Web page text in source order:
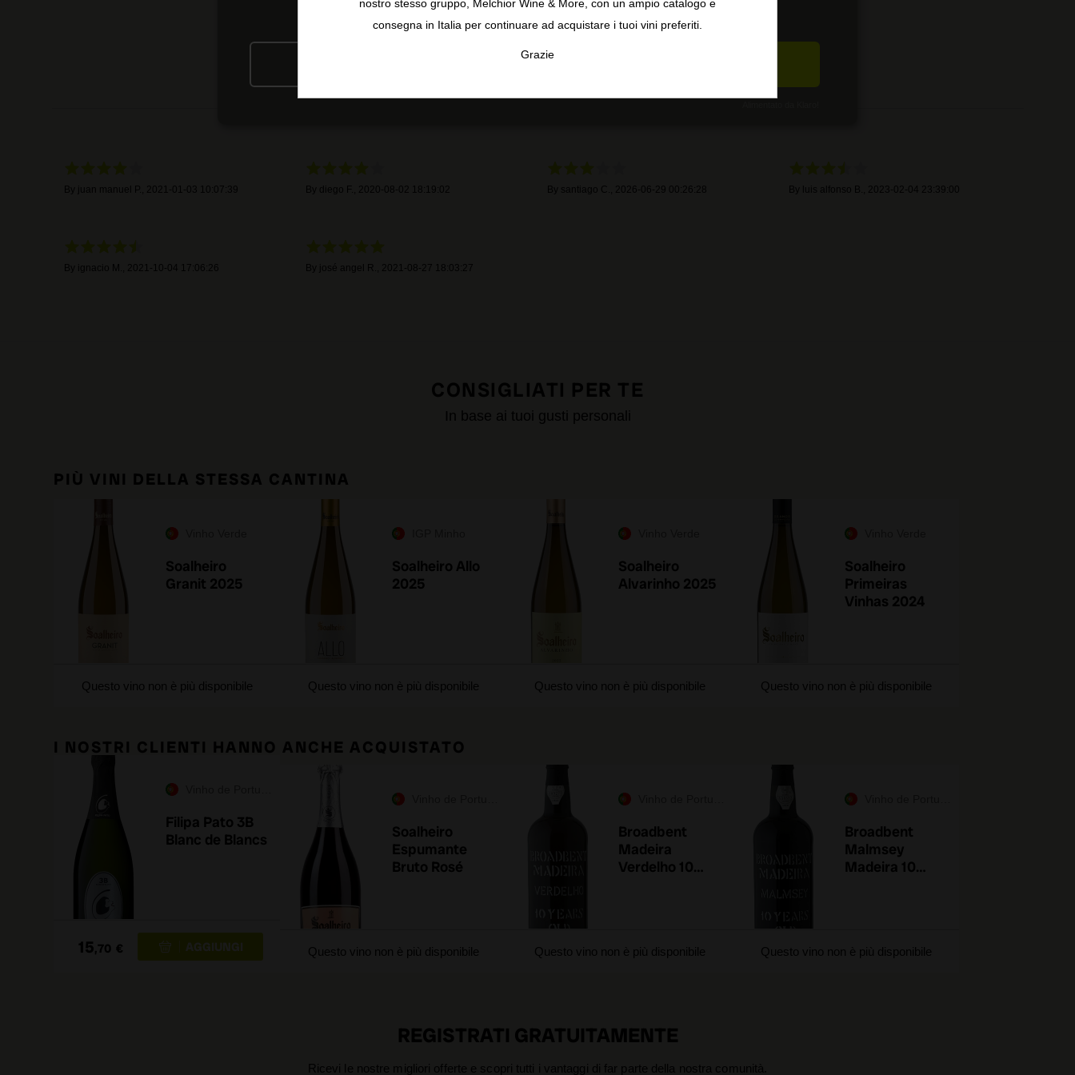
4,0 5
4
juan manuel P. 2021-01-03 10:07:39 diego F. 2020-08-02 18:19:02 santiago C. 2026-06-29 00:26:28 luis alfonso B. 2023-02-04 23:39:00
ignacio M. 2021-10-04 17:06:26 josé angel R. 2021-08-27 18:03:27
CONSIGLIATI PER TE
In base ai tuoi gusti personali
PIÙ VINI DELLA STESSA CANTINA
Soalheiro
Granit 2025
Questo vino non è più disponibile
Soalheiro Allo
2025
Questo vino non è più disponibile
Soalheiro
Alvarinho 2025
Questo vino non è più disponibile
Soalheiro
Primeiras
Vinhas 2024
Questo vino non è più disponibile
I NOSTRI CLIENTI HANNO ANCHE ACQUISTATO
Filipa Pato 3B
Blanc de Blancs
15,70 €
Soalheiro
Espumante
Bruto Rosé
Questo vino non è più disponibile
Broadbent
Madeira
Verdelho 10
Questo vino non è più disponibile
Broadbent
Malmsey
Madeira 10
Questo vino non è più disponibile
REGISTRATI GRATUITAMENTE
Ricevi le nostre migliori offerte e scopri tutti i vantaggi di far parte della nostra comunità.
nostro stesso gruppo, Melchior Wine & More, con un ampio catalogo e
consegna in Italia per continuare ad acquistare i tuoi vini preferiti.
Grazie